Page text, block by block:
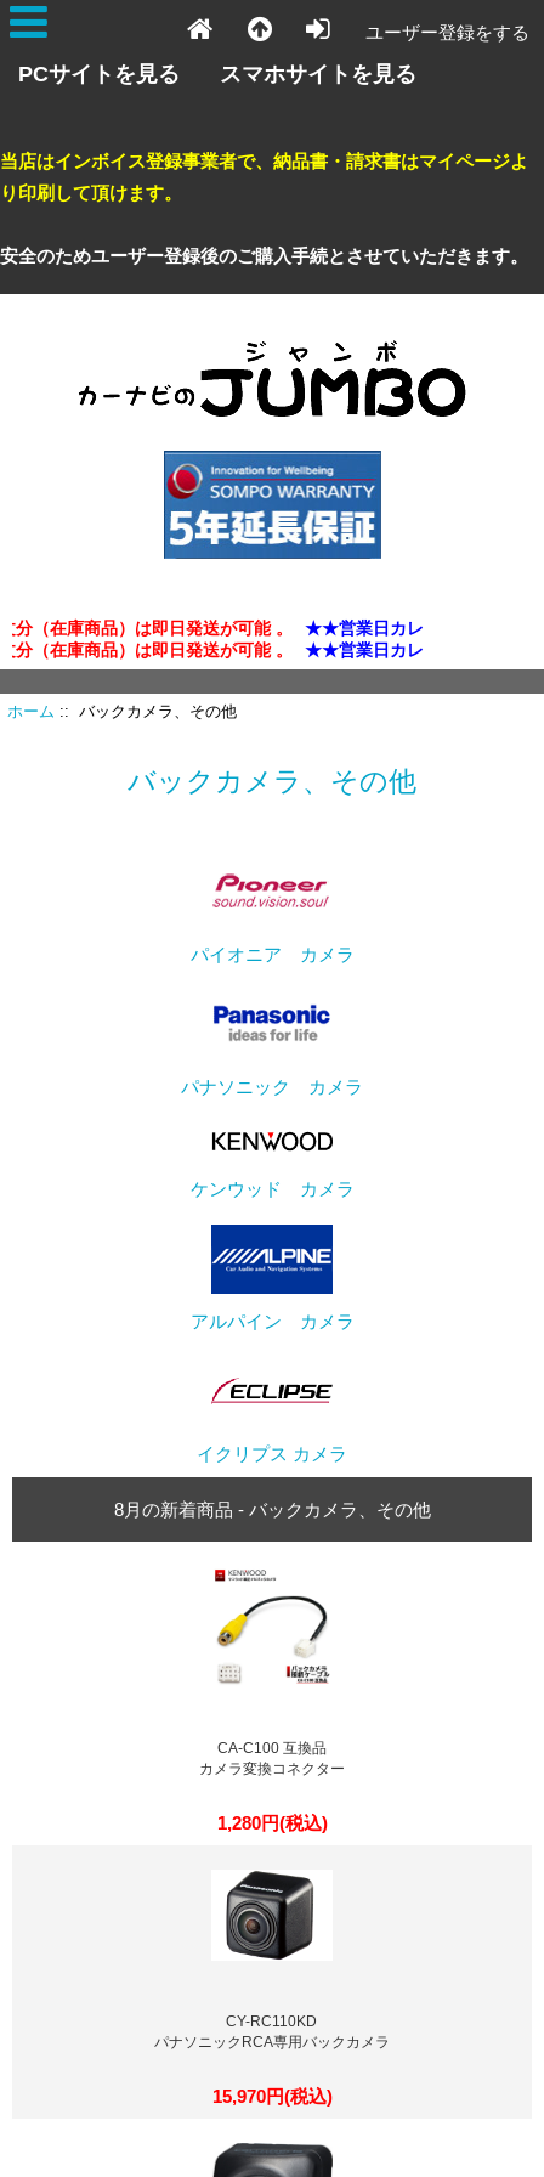
PCサイトを見る スマホサイトを見る
当店はインボイス登録事業者で、納品書・請求書はマイページよ
り印刷して頂けます。
安全のためユーザー登録後のご購入手続とさせていただきます。
ユーザー登録をする
在庫商品）は即日発送が可能 。
★★営業日カレンダー確認★★
在庫商品）は即日発送が可能 。
★★営業日カレンダー確認★★
ホーム :: バックカメラ、その他
バックカメラ、その他
パイオニア カメラ
パナソニック カメラ
ケンウッド カメラ
アルパイン カメラ
イクリプス カメラ
8月の新着商品 - バックカメラ、その他
CA-C100 互換品
カメラ変換コネクター
1,280円(税込)
CY-RC110KD
パナソニックRCA専用バックカメラ
15,970円(税込)